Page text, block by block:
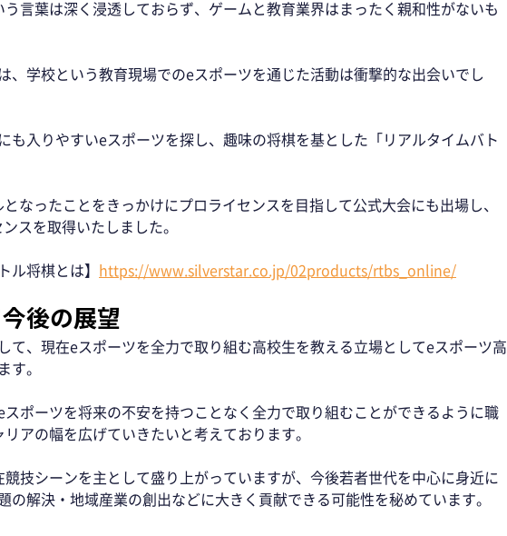
言葉は深く浸透しておらず、ゲームと教育業界はまったく親和性がないも
、学校という教育現場でのeスポーツを通じた活動は衝撃的な出会いでし
も入りやすいeスポーツを探し、趣味の将棋を基とした「リアルタイムバト
なったことをきっかけにプロライセンスを目指して公式大会にも出場し、
スを取得いたしました。
ル将棋とは】 https://www.silverstar.co.jp/02products/rtbs_online/
後の展望
て、現在eスポーツを全力で取り組む高校生を教える立場としてeスポーツ高
す。
スポーツを将来の不安を持つことなく全力で取り組むことができるように職
アの幅を広げていきたいと考えております。
技シーンを主として盛り上がっていますが、今後若者世代を中心に身近に
の解決・地域産業の創出などに大きく貢献できる可能性を秘めています。